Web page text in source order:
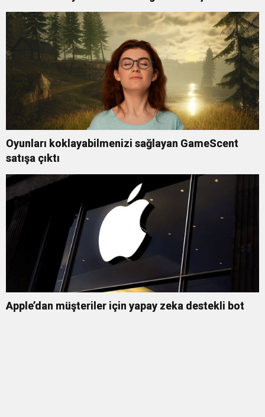
Oyunları koklayabilmenizi sağlayan GameScent
satışa çıktı
Apple’dan müşteriler için yapay zeka destekli bot